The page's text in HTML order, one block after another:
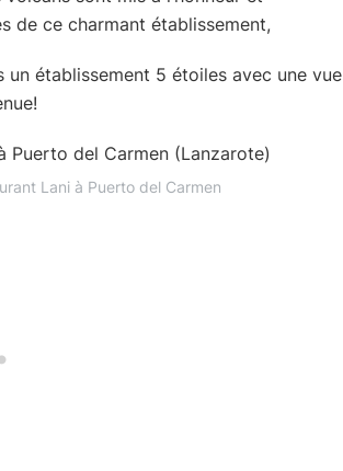
de ce charmant établissement,
un établissement 5 étoiles avec une vue
Lani à Puerto del Carmen